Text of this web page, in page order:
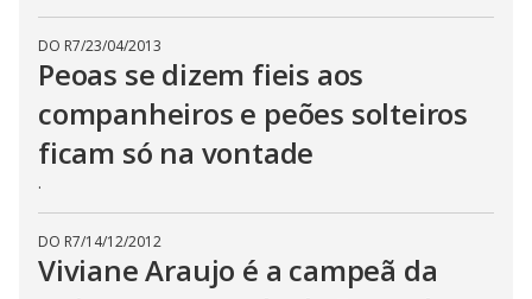
DO R7/23/04/2013
Peoas se dizem fieis aos
companheiros e peões solteiros
ficam só na vontade
.
DO R7/14/12/2012
Viviane Araujo é a campeã da